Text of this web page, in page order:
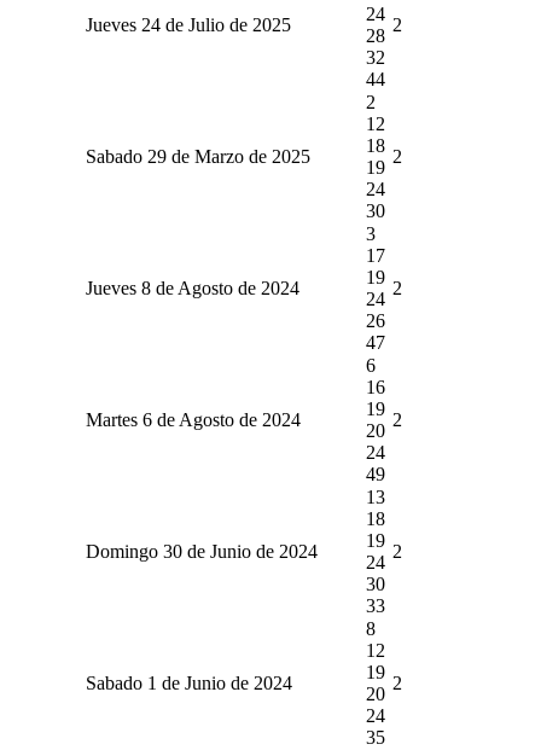
Jueves 24 de Julio de 2025
24
28
32
44
2
Sabado 29 de Marzo de 2025
2
12
18
19
24
30
2
Jueves 8 de Agosto de 2024
3
17
19
24
26
47
2
Martes 6 de Agosto de 2024
6
16
19
20
24
49
2
Domingo 30 de Junio de 2024
13
18
19
24
30
33
2
Sabado 1 de Junio de 2024
8
12
19
20
24
35
2